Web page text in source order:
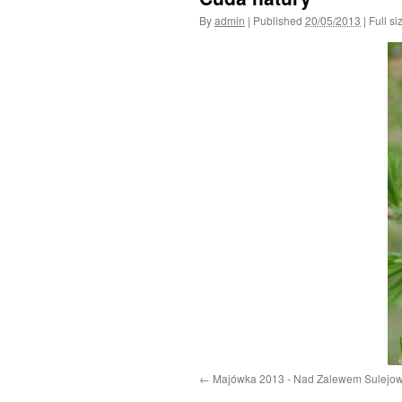
Byadmin | Published 20/05/2013 | Full
Majówka 2013 - Nad Zalewem